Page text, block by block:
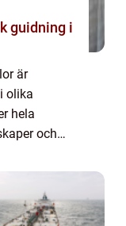
guidning i
är
olika
hela
och
vi att